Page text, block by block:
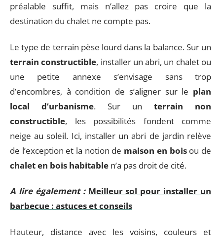
préalable suffit, mais n’allez pas croire que la
destination du chalet ne compte pas.
Le type de terrain pèse lourd dans la balance. Sur un
terrain constructible, installer un abri, un chalet ou
une petite annexe s’envisage sans trop
d’encombres, à condition de s’aligner sur le plan
local d’urbanisme. Sur un terrain non
constructible, les possibilités fondent comme
neige au soleil. Ici, installer un abri de jardin relève
de l’exception et la notion de maison en boisou de
chalet en bois habitable n’a pas droit de cité.
A lire également : Meilleur sol pour installer un
barbecue : astuces et conseils
Hauteur, distance avec les voisins, couleurs et